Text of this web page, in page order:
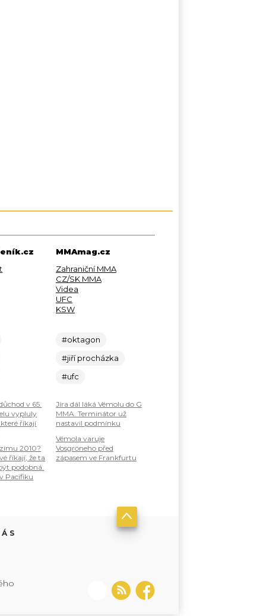
v 65.
vypluly
říkají
2010?
říkají, že ta
podobná.
Pacifiku
MMAmag.cz
Zahraniční MMA
CZ/SK MMA
Videa
UFC
KSW
#oktagon
#jiří procházka
#ufc
Jíra dál láká Vémolu do G
MMA. Terminátor už
nastavil podmínku
Vémola varuje
Vosgröneho před
zápasem ve Frankfurtu